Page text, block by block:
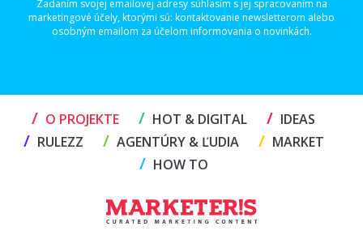
Zadaním svojej emailovej adresy súhlasím s jej spracovaním na
marketingové účely, ktorými sú: kontaktovanie newsletterom alebo
osobným emailom za účelom informovania o novinkách.
/ O PROJEKTE / HOT & DIGITAL / IDEAS
/ RULEZZ / AGENTÚRY & ĽUDIA / MARKET
/ HOW TO